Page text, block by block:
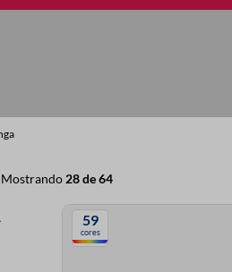
Mostrando 28 de 64
59
cores
9
ziper destacavel